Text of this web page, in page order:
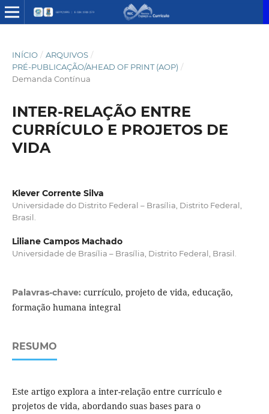
INÍCIO / ARQUIVOS /
PRÉ-PUBLICAÇÃO/AHEAD OF PRINT (AOP) /
Demanda Contínua
INTER-RELAÇÃO ENTRE
CURRÍCULO E PROJETOS DE
VIDA
Klever Corrente Silva
Universidade do Distrito Federal – Brasília, Distrito Federal,
Brasil.
Liliane Campos Machado
Universidade de Brasília – Brasília, Distrito Federal, Brasil.
Palavras-chave: currículo, projeto de vida, educação,
formação humana integral
RESUMO
Este artigo explora a inter-relação entre currículo e
projetos de vida, abordando suas bases para o